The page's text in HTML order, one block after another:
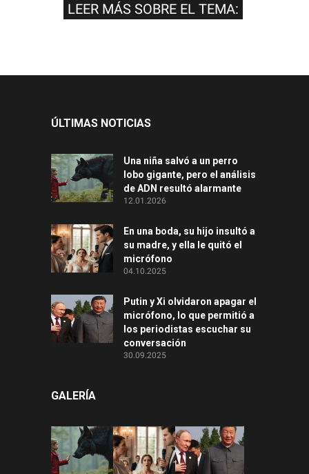
LEER MÁS SOBRE EL TEMA:
ÚLTIMAS NOTICIAS
Una niña salvó a un perro
lobo gigante, pero el análisis
de ADN resultó alarmante
12.01.2026
En una boda, su hijo insultó a
su madre, y ella le quitó el
micrófono
04.10.2025
Putin y Xi olvidaron apagar el
micrófono, lo que permitió a
los periodistas escuchar su
conversación
30.09.2025
GALERÍA